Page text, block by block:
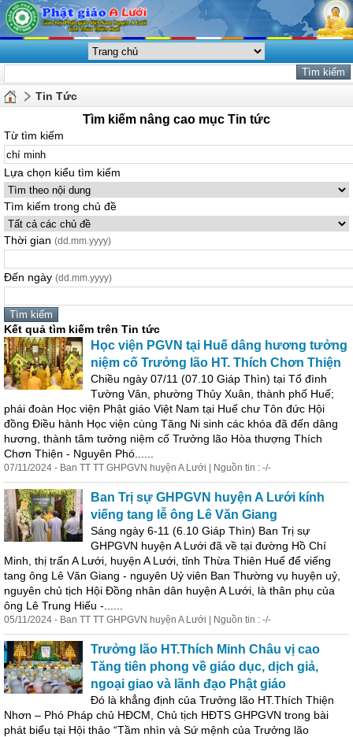
Tin Tức
Tìm kiếm nâng cao mục Tin tức
Từ tìm kiếm
Lựa chọn kiểu tìm kiếm
Tìm kiếm trong chủ đề
Thời gian (dd.mm.yyyy)
Đến ngày (dd.mm.yyyy)
Kết quả tìm kiếm trên Tin tức
Học viện PGVN tại Huế dâng hương tưởng
niệm cố Trưởng lão HT. Thích Chơn Thiện
Chiều ngày 07/11 (07.10 Giáp Thìn) tại Tổ đình
Tường Vân, phường Thủy Xuân, thành phố Huế;
phái đoàn Học viện Phật giáo Việt Nam tại Huế chư Tôn đức Hội
đồng Điều hành Học viện cùng Tăng Ni sinh các khóa đã đến dâng
hương, thành tâm tưởng niệm cố Trưởng lão Hòa thượng Thích
Chơn Thiện - Nguyên Phó......
07/11/2024 - Ban TT TT GHPGVN huyện A Lưới | Nguồn tin : -/-
Ban Trị sự GHPGVN huyện A Lưới kính
viếng tang lễ ông Lê Văn Giang
Sáng ngày 6-11 (6.10 Giáp Thìn) Ban Trị sự
GHPGVN huyện A Lưới đã về tại đường Hồ Chí
Minh , thị trấn A Lưới, huyện A Lưới, tỉnh Thừa Thiên Huế để viếng
tang ông Lê Văn Giang - nguyên Uỷ viên Ban Thường vụ huyện uỷ,
nguyên chủ tịch Hội Đồng nhân dân huyện A Lưới, là thân phụ của
ông Lê Trung Hiếu -......
05/11/2024 - Ban TT TT GHPGVN huyện A Lưới | Nguồn tin : -/-
Trưởng lão HT.Thích Minh Châu vị cao
Tăng tiên phong về giáo dục, dịch giả,
ngoại giao và lãnh đạo Phật giáo
Đó là khẳng định của Trưởng lão HT.Thích Thiện
Nhơn – Phó Pháp chủ HĐCM, Chủ tịch HĐTS GHPGVN trong bài
phát biểu tại Hội thảo “Tầm nhìn và Sứ mệnh của Trưởng lão